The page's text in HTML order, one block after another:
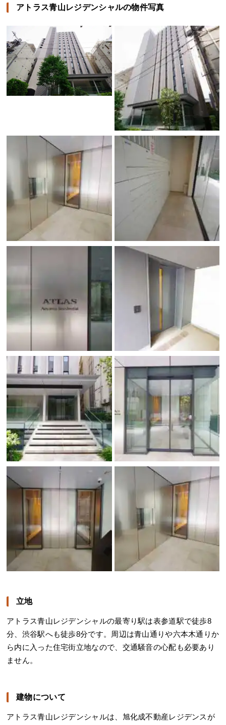
アトラス青山レジデンシャルの物件写真
立地
アトラス青山レジデンシャルの最寄り駅は表参道駅で徒歩8
分、渋谷駅へも徒歩8分です。周辺は青山通りや六本木通りか
ら内に入った住宅街立地なので、交通騒音の心配も必要あり
ません。
建物について
アトラス青山レジデンシャルは、旭化成不動産レジデンスが